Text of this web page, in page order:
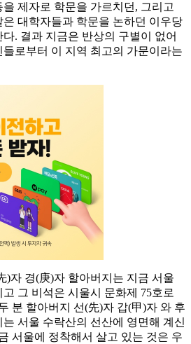
제자로 학문을 가르치던, 그리고
대학자들과 학문을 논하던 이우당
. 결과 지금은 반상의 구별이 없어
로부터 이 지역 최고의 가문이라는
)자 경(庚)자 할아버지는 지금 서울
그 비석은 시울시 문화제 75호로
분 할아버지 선(先)자 갑(甲)자 와 후
서울 수락산의 선산에 영면해 계신
서울에 정착해서 살고 있는 것은 우